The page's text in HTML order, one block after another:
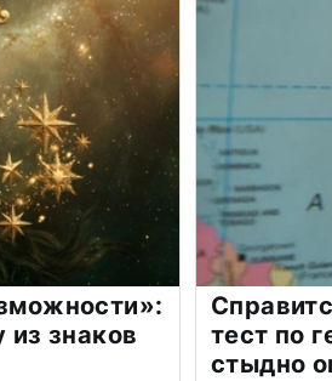
из знаков
тест по
стыдно